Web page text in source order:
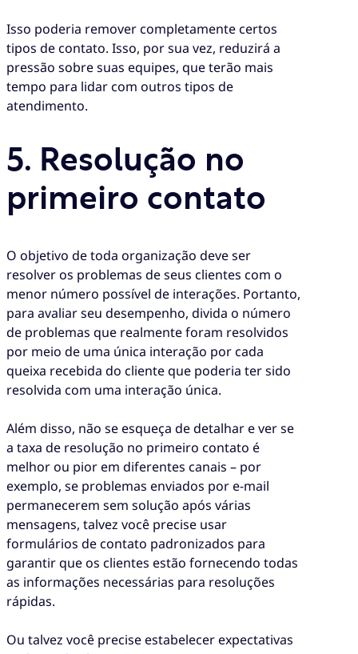
Isso poderia remover completamente certos
tipos de contato. Isso, por sua vez, reduzirá a
pressão sobre suas equipes, que terão mais
tempo para lidar com outros tipos de
atendimento.
5. Resolução no
primeiro contato
O objetivo de toda organização deve ser
resolver os problemas de seus clientes com o
menor número possível de interações. Portanto,
para avaliar seu desempenho, divida o número
de problemas que realmente foram resolvidos
por meio de uma única interação por cada
queixa recebida do cliente que poderia ter sido
resolvida com uma interação única.
Além disso, não se esqueça de detalhar e ver se
a taxa de resolução no primeiro contato é
melhor ou pior em diferentes canais – por
exemplo, se problemas enviados por e-mail
permanecerem sem solução após várias
mensagens, talvez você precise usar
formulários de contato padronizados para
garantir que os clientes estão fornecendo todas
as informações necessárias para resoluções
rápidas.
Ou talvez você precise estabelecer expectativas